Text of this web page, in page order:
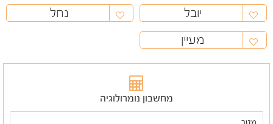
יובל
נחל
מעיין
מחשבון נומרולוגיה